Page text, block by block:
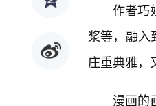
作者巧
浆等，融入
庄重典雅，
漫画的